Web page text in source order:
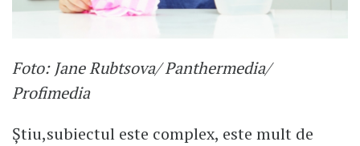
Foto: Jane Rubtsova/ Panthermedia/
Profimedia
Ştiu,subiectul este complex, este mult de